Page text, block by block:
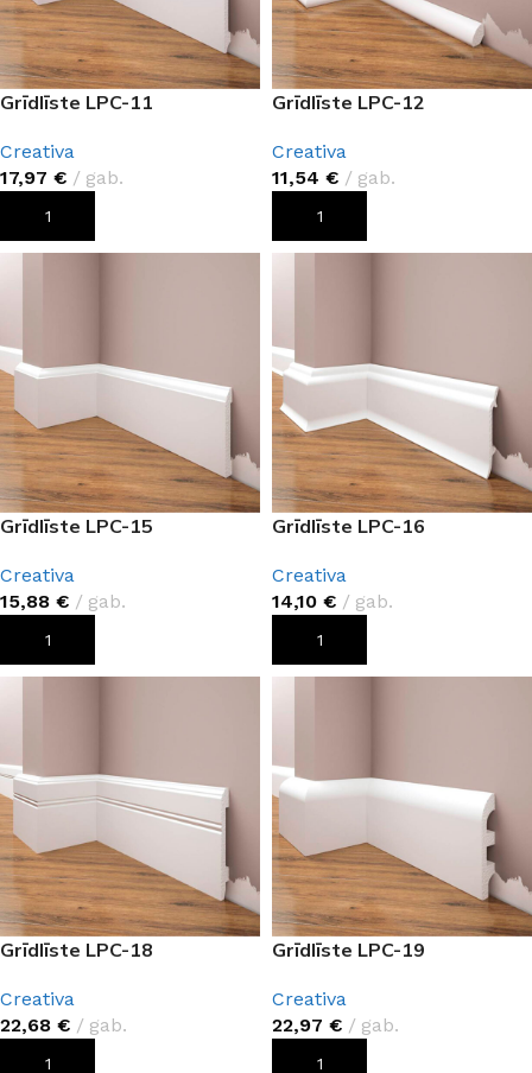
Grīdlīste LPC-11
Creativa
17,97 € gab.
PIEVIENOT GROZAM
Grīdlīste LPC-12
Creativa
11,54 € gab.
PIEVIENOT GROZAM
Grīdlīste LPC-15
Creativa
15,88 € gab.
PIEVIENOT GROZAM
Grīdlīste LPC-16
Creativa
14,10 € gab.
PIEVIENOT GROZAM
Grīdlīste LPC-18
Creativa
22,68 € gab.
PIEVIENOT GROZAM
Grīdlīste LPC-19
Creativa
22,97 € gab.
PIEVIENOT GROZAM